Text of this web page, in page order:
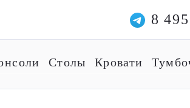
8
Столы Кровати